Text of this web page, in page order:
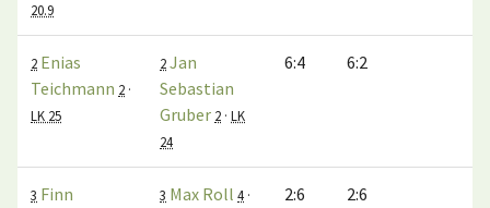
20.9
2 Enias
Teichmann 2 ·
LK 25
2Jan
Sebastian
Gruber 2 · LK
24
6:4 6:2
3 Finn
3 Max Roll 4 ·
2:6 2:6